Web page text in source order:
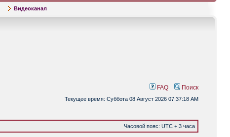
Видеоканал
FAQ Поиск
Текущее время: Суббота 08 Август 2026 07:37:18 AM
Часовой пояс: UTC + 3 часа